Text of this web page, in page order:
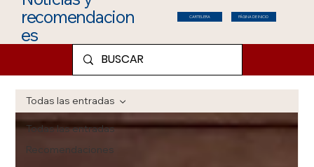
recomendacion
es
CARTELERA PÁGINA DE INICIO
Todas las entradas
Recomendaciones
Todas las entradas